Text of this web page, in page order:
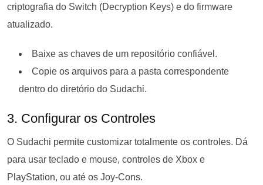
criptografia do Switch (Decryption Keys) e do firmware
atualizado.
Baixe as chaves de um repositório confiável.
Copie os arquivos para a pasta correspondente
dentro do diretório do Sudachi.
3. Configurar os Controles
O Sudachi permite customizar totalmente os controles. Dá
para usar teclado e mouse, controles de Xbox e
PlayStation, ou até os Joy-Cons.